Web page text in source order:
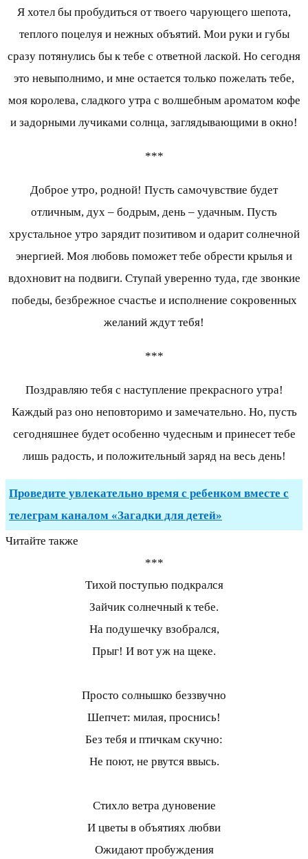
Я хотел бы пробудиться от твоего чарующего шепота,
теплого поцелуя и нежных объятий. Мои руки и губы
сразу потянулись бы к тебе с ответной лаской. Но сегодня
это невыполнимо, и мне остается только пожелать тебе,
моя королева, сладкого утра с волшебным ароматом кофе
и задорными лучиками солнца, заглядывающими в окно!
***
Доброе утро, родной! Пусть самочувствие будет
отличным, дух – бодрым, день – удачным. Пусть
хрустальное утро зарядит позитивом и одарит солнечной
энергией. Моя любовь поможет тебе обрести крылья и
вдохновит на подвиги. Ступай уверенно туда, где звонкие
победы, безбрежное счастье и исполнение сокровенных
желаний ждут тебя!
***
Поздравляю тебя с наступление прекрасного утра!
Каждый раз оно неповторимо и замечательно. Но, пусть
сегодняшнее будет особенно чудесным и принесет тебе
лишь радость, и положительный заряд на весь день!
Проведите увлекательно время с ребенком вместе с
телеграм каналом «Загадки для детей»
Читайте также
***
Тихой поступью подкрался
Зайчик солнечный к тебе.
На подушечку взобрался,
Прыг! И вот уж на щеке.
Просто солнышко беззвучно
Шепчет: милая, проснись!
Без тебя и птичкам скучно:
Не поют, не рвутся ввысь.
Стихло ветра дуновение
И цветы в объятиях любви
Ожидают пробуждения